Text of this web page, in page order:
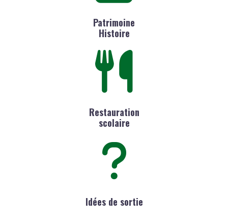
Patrimoine
Histoire
Restauration
scolaire
Idées de sortie